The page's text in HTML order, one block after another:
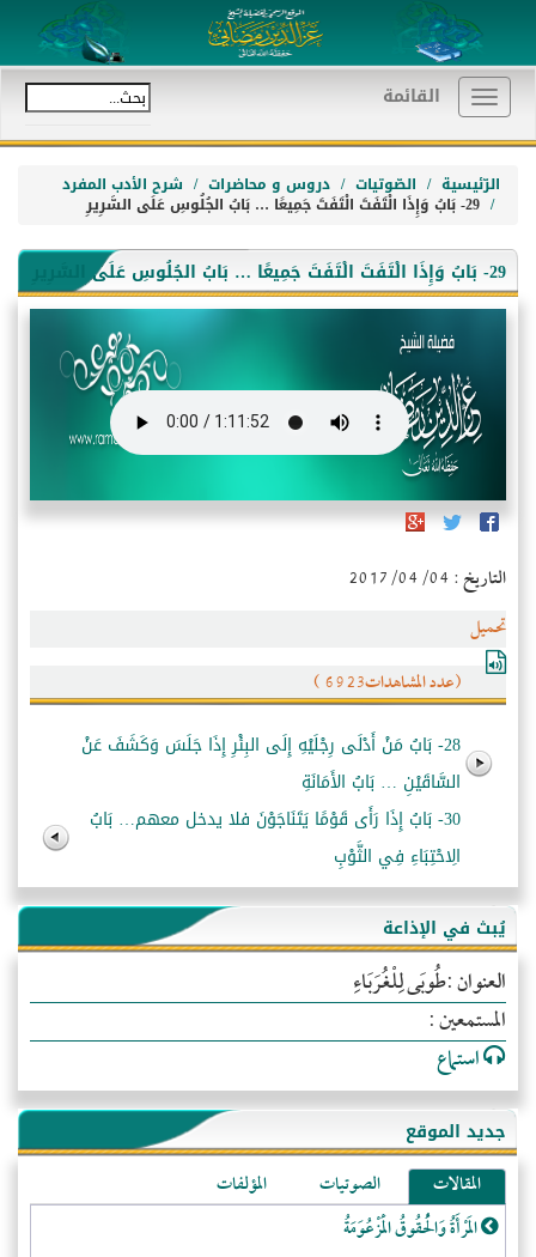
Toggle
navigation
القائمة
الرّئيسية الصّوتيات دروس و محاضرات شرح الأدب المفرد
29- بَابُ وَإِذَا الْتَفَتَ الْتَفَتَ جَمِيعًا … بَابُ الجُلُوسِ عَلَى السَّرِيرِ
29- بَابُ وَإِذَا الْتَفَتَ الْتَفَتَ جَمِيعًا … بَابُ الجُلُوسِ عَلَى السَّرِيرِ
التاريخ : 2017/04/04
تحميل
(عدد المشاهدات6923 )
28- بَابُ مَنْ أَدْلَى رِجْلَيْهِ إِلَى البِئْرِ إِذَا جَلَسَ وَكَشَفَ عَنْ
السَّاقَيْنِ … بَابُ الأَمَانَةِ
30- بَابُ إِذَا رَأَى قَوْمًا يَتَنَاجَوْنَ فلا يدخل معهم… بَابُ
الِاحْتِبَاءِ فِي الثَّوْبِ
يُبث في الإذاعة
العنوان :طُوبَى لِلْغُرَبَاءِ
المستمعين :
استماع
جديد الموقع
المقالات الصوتيات
المؤلفات
المَرْأَةُ وَالْحُقُوقُ الْمَزْعُوَمَةُ